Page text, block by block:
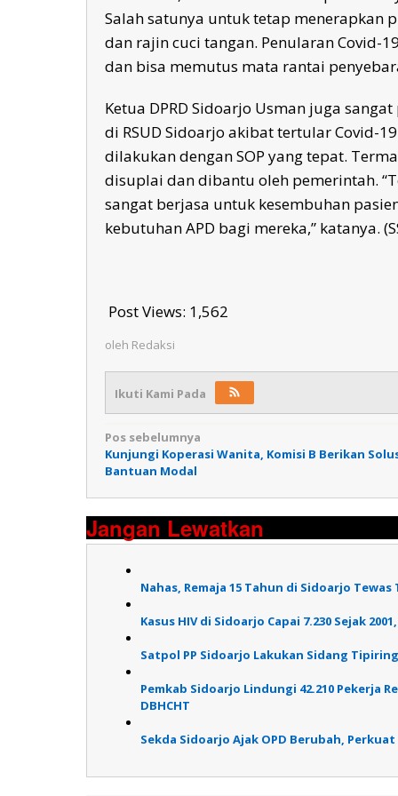
Salah satunya untuk tetap menerapkan
dan rajin cuci tangan. Penularan Covid-
dan bisa memutus mata rantai
Ketua DPRD Sidoarjo Usman juga
di RSUD Sidoarjo akibat tertular Covid-
dilakukan dengan SOP yang tepat.
disuplai dan dibantu oleh pemerintah.
sangat berjasa untuk kesembuhan
kebutuhan APD bagi mereka,” katanya.
Post Views: 1,562
oleh Redaksi
Ikuti Kami Pada
Navigasi
pos
Pos sebelumnya
Kunjungi Koperasi Wanita, Komisi B Berikan
Bantuan Modal
Jangan Lewatkan
Nahas, Remaja 15 Tahun di Sidoarjo
Kasus HIV di Sidoarjo Capai 7.230 Sejak
Satpol PP Sidoarjo Lakukan Sidang
Pemkab Sidoarjo Lindungi 42.210 Pekerja
DBHCHT
Sekda Sidoarjo Ajak OPD Berubah,